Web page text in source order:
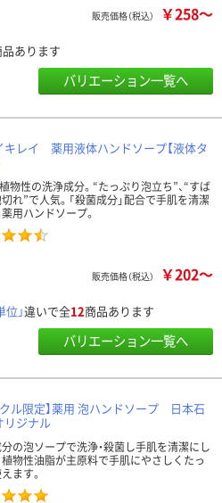
販売価格（税込） ￥258～
品あります
バリエーション一覧へ
キレイ 薬用液体ハンドソープ【液体タ
物性の洗浄成分。“たっぷり泡立ち”、“すば
れ”で人気。「殺菌成分」配合で手肌を清潔
用ハンドソープ。
販売価格（税込） ￥202～
」違いで全12商品あります
バリエーション一覧へ
クル限定】薬用 泡ハンドソープ 日本石
ジナル
の泡ソープで洗浄・殺菌し手肌を清潔にし
植物性油脂が主原料で手肌にやさしくたっ
ます。